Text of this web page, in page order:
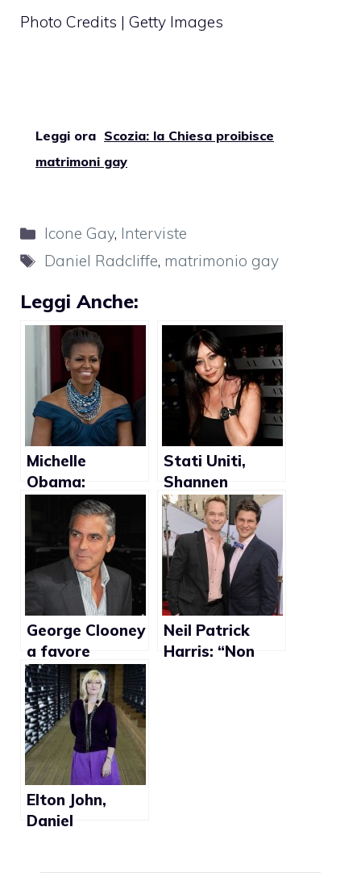
Photo Credits | Getty Images
Leggi ora Scozia: la Chiesa proibisce
matrimoni gay
Categorie
Icone Gay, Interviste
Tag
Daniel Radcliffe, matrimonio gay
Leggi Anche:
Michelle
Obama:
“Sostenere il
matrimonio gay
è sintomo di
equità e
uguaglianza”
Stati Uniti,
Shannen
Doherty sul
matrimonio
gay: “Ugh!”
George Clooney
a favore
dell’abolizione
della
Proposition 8
Neil Patrick
Harris: “Non
Elton John,
Daniel